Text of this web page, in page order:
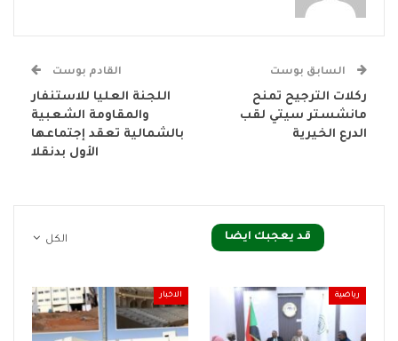
السابق بوست
ركلات الترجيح تمنح
مانشستر سيتي لقب
الدرع الخيرية
القادم بوست
اللجنة العليا للاستنفار
والمقاومة الشعبية
بالشمالية تعقد إجتماعها
الأول بدنقلا
الكل قد يعجبك ايضا
رياضية الاخبار